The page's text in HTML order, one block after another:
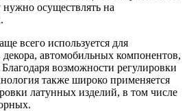
осуществлять на
всего используется для
декора, автомобильных компонентов,
возможности регулировки
также широко применяется
латунных изделий, в том числе